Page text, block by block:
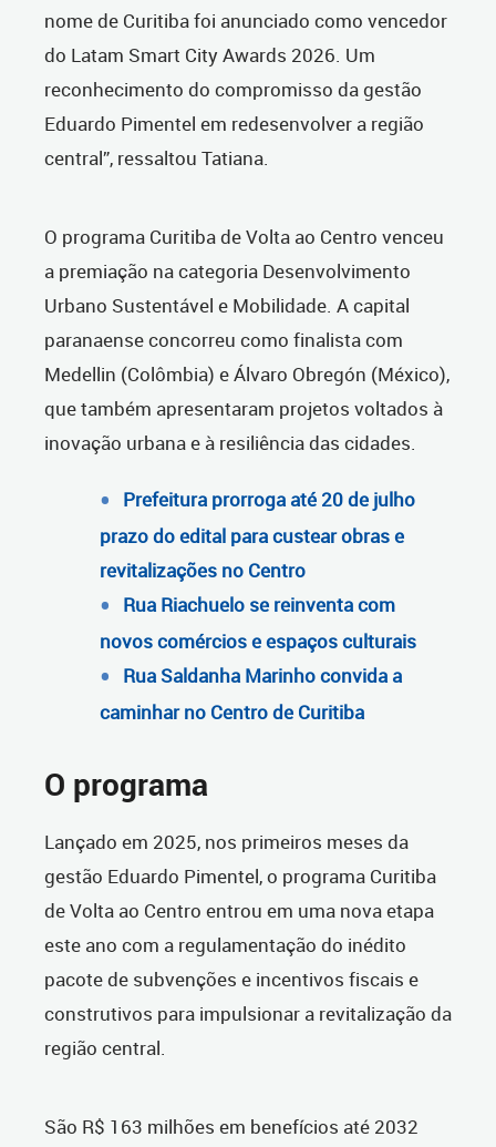
nome de Curitiba foi anunciado como vencedor
do Latam Smart City Awards 2026. Um
reconhecimento do compromisso da gestão
Eduardo Pimentel em redesenvolver a região
central”, ressaltou Tatiana.
O programa Curitiba de Volta ao Centro venceu
a premiação na categoria Desenvolvimento
Urbano Sustentável e Mobilidade. A capital
paranaense concorreu como finalista com
Medellin (Colômbia) e Álvaro Obregón (México),
que também apresentaram projetos voltados à
inovação urbana e à resiliência das cidades.
Prefeitura prorroga até 20 de julho
prazo do edital para custear obras e
revitalizações no Centro
Rua Riachuelo se reinventa com
novos comércios e espaços culturais
Rua Saldanha Marinho convida a
caminhar no Centro de Curitiba
O programa
Lançado em 2025, nos primeiros meses da
gestão Eduardo Pimentel, o programa Curitiba
de Volta ao Centro entrou em uma nova etapa
este ano com a regulamentação do inédito
pacote de subvenções e incentivos fiscais e
construtivos para impulsionar a revitalização da
região central.
São R$ 163 milhões em benefícios até 2032